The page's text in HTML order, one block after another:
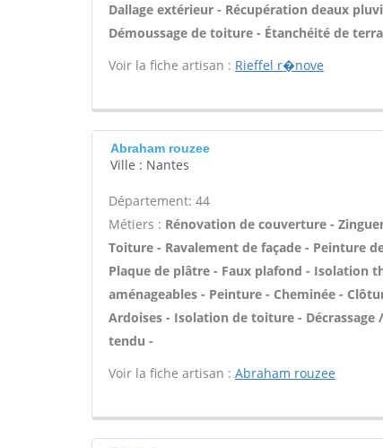
Dallage extérieur - Récupération deaux
Démoussage de toiture - Étanchéité de
Voir la fiche artisan : Rieffel r�nove
Abraham rouzee
Ville : Nantes
Département: 44
Métiers : Rénovation de couverture -
Toiture - Ravalement de façade - Peinture
Plaque de plâtre - Faux plafond - Isolation
aménageables - Peinture - Cheminée -
Ardoises - Isolation de toiture -
tendu -
Voir la fiche artisan : Abraham rouzee